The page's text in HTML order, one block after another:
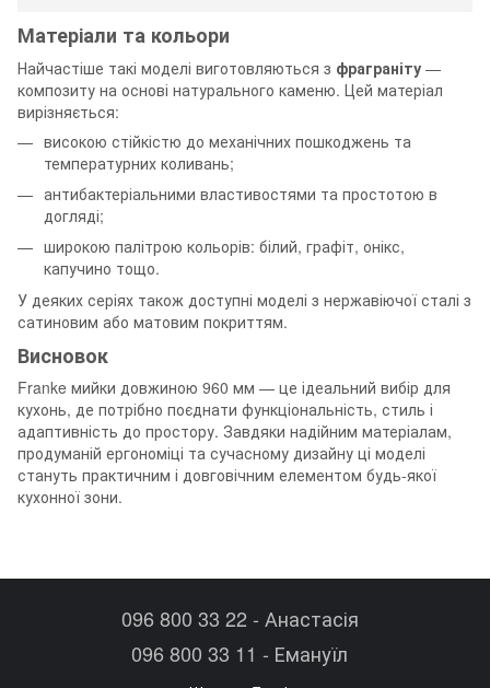
Матеріали та кольори
Найчастіше такі моделі виготовляються з фраграніту —
композиту на основі натурального каменю. Цей матеріал
вирізняється:
високою стійкістю до механічних пошкоджень та
температурних коливань;
антибактеріальними властивостями та простотою в
догляді;
широкою палітрою кольорів: білий, графіт, онікс,
капучино тощо.
У деяких серіях також доступні моделі з нержавіючої сталі з
сатиновим або матовим покриттям.
Висновок
Franke мийки довжиною 960 мм — це ідеальний вибір для
кухонь, де потрібно поєднати функціональність, стиль і
адаптивність до простору. Завдяки надійним матеріалам,
продуманій ергономіці та сучасному дизайну ці моделі
стануть практичним і довговічним елементом будь-якої
кухонної зони.
096 800 33 22 - Анастасія
096 800 33 11 - Емануїл